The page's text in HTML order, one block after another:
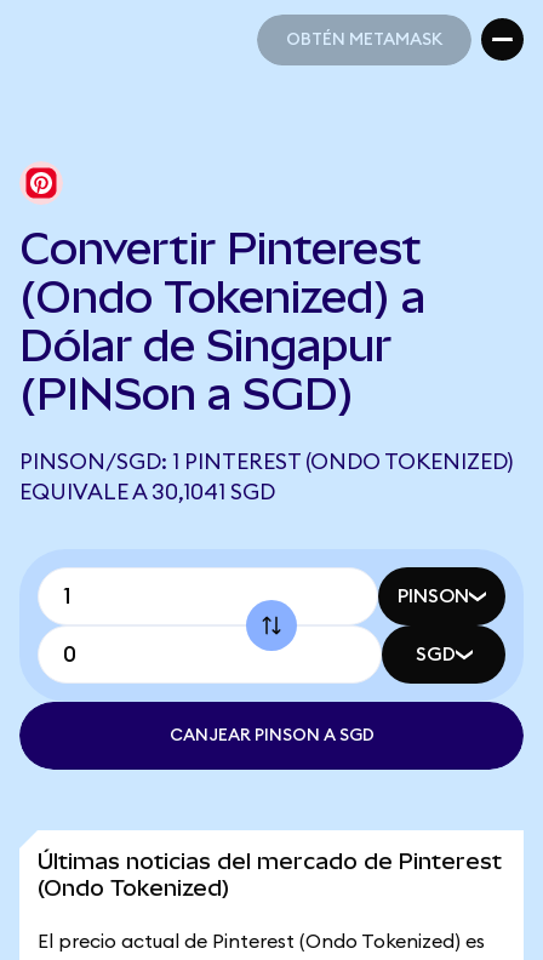
OBTÉN METAMASK
Convertir Pinterest
(Ondo Tokenized) a
Dólar de Singapur
(PINSon a SGD)
PINSON/SGD: 1 PINTEREST (ONDO TOKENIZED)
EQUIVALE A 30,1041 SGD
PINSON
SGD
CANJEAR PINSON A SGD
Últimas noticias del mercado de Pinterest
(Ondo Tokenized)
El precio actual de Pinterest (Ondo Tokenized) es